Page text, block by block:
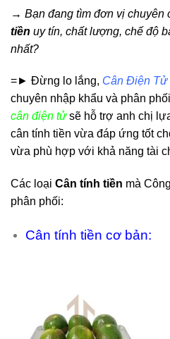
→ Bạn đang tìm đơn vị chuyên
tiền uy tín, chất lượng, chế độ
nhất?
=► Đừng lo lắng, Cân Điện Tử
chuyên nhập khẩu và phân
cân điện tửsẽ hỗ trợ anh chị
cân tính tiền vừa đáp ứng tốt
vừa phù hợp với khả năng tài
Các loại Cân tính tiền mà
phân phối:
Cân tính tiền cơ bản: